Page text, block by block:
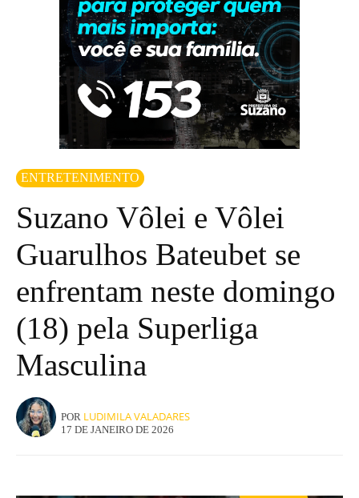
ENTRETENIMENTO
Suzano Vôlei e Vôlei
Guarulhos Bateubet se
enfrentam neste domingo
(18) pela Superliga
Masculina
POR LUDIMILA VALADARES
17 DE JANEIRO DE 2026